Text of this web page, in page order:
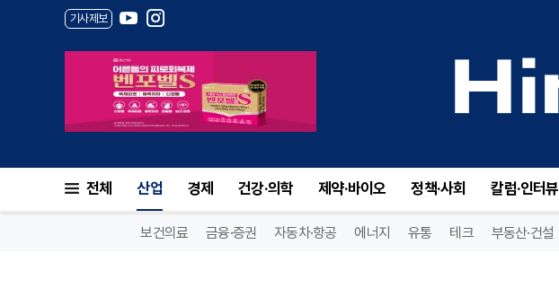
기사제보
전체 산업 경제 건강·의학 제약·바이오 정책·사회 칼럼·인터뷰
보건의료 금융·증권 자동차·항공 에너지 유통 테크 부동산·건설